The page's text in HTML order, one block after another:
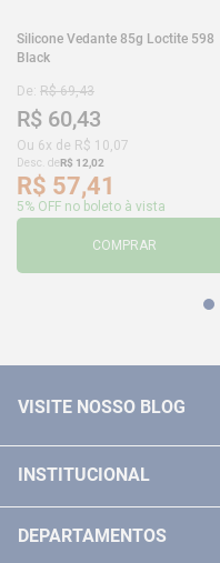
Silicone Vedante 85g Loctite 598
Black
De: R$ 69,43
R$ 60,43
Ou 6x de R$ 10,07
Desc. deR$ 12,02
R$ 57,41
5% OFF no boleto à vista
COMPRAR
VISITE NOSSO BLOG
INSTITUCIONAL
DEPARTAMENTOS